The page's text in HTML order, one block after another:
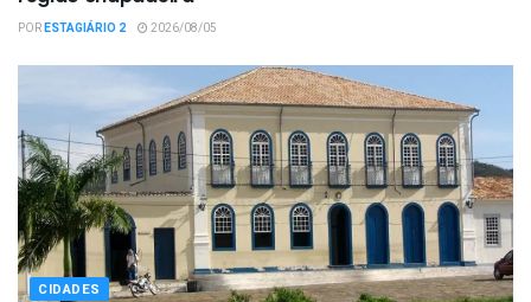
PORESTAGIÁRIO 2 2026/08/05
CIDADES